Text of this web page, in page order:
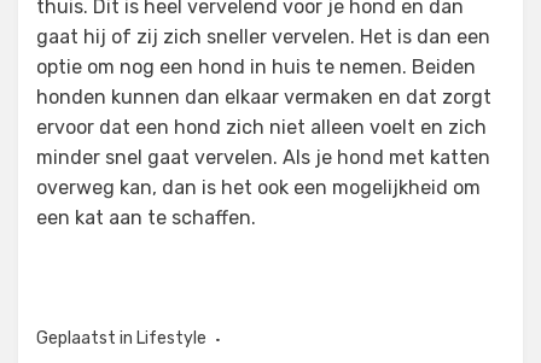
thuis. Dit is heel vervelend voor je hond en dan
gaat hij of zij zich sneller vervelen. Het is dan een
optie om nog een hond in huis te nemen. Beiden
honden kunnen dan elkaar vermaken en dat zorgt
ervoor dat een hond zich niet alleen voelt en zich
minder snel gaat vervelen. Als je hond met katten
overweg kan, dan is het ook een mogelijkheid om
een kat aan te schaffen.
Geplaatst in Lifestyle